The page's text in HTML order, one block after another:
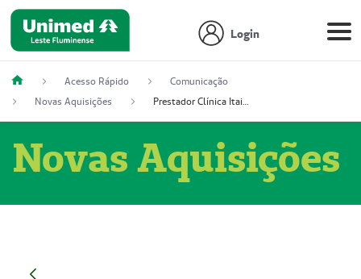
Login
Acesso Rápido
Comunicação
Novas Aquisições
Prestador Clínica Itaipú Ltda (51004348-2)
Novas Aquisições